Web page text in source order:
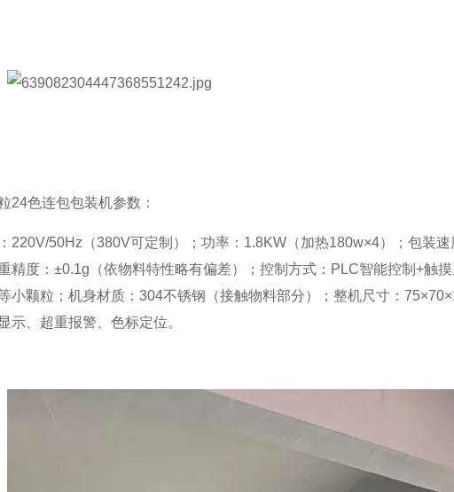
24色连包包装机参数：
220V/50Hz（380V可定制）；功率：1.8KW（加热180w×4）；包装
精度：±0.1g（依物料特性略有偏差）；控制方式：PLC智能控制+触
小颗粒；机身材质：304不锈钢（接触物料部分）；整机尺寸：
示、超重报警、色标定位。